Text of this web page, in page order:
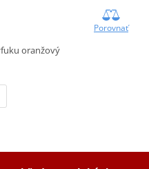
Porovnať
oranžový